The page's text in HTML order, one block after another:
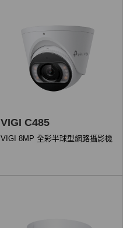
VIGI C485
VIGI 8MP 全彩半球型網路攝影機